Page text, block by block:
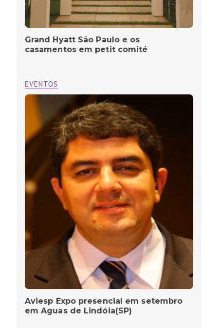
Grand Hyatt São Paulo e os
casamentos em petit comité
EVENTOS
Aviesp Expo presencial em setembro
em Aguas de Lindóia(SP)